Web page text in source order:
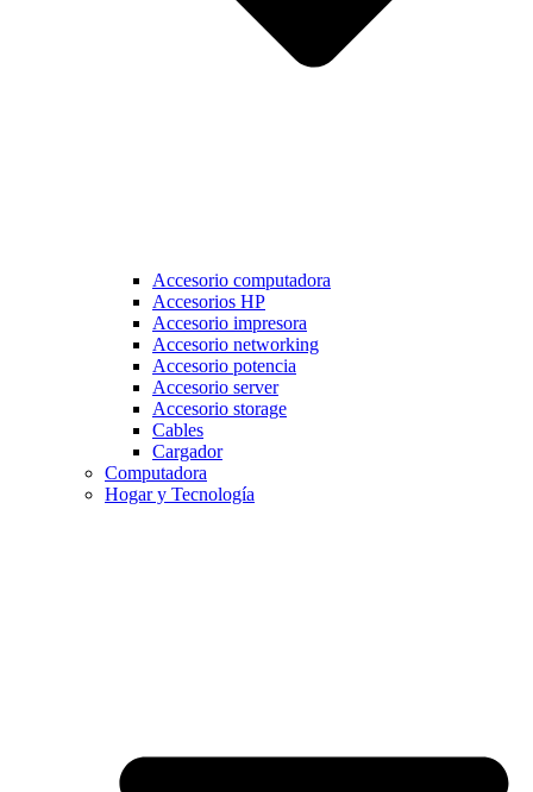
Accesorio computadora
Accesorios HP
Accesorio impresora
Accesorio networking
Accesorio potencia
Accesorio server
Accesorio storage
Cables
Cargador
Computadora
Hogar y Tecnología